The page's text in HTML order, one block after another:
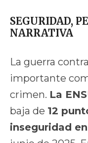
SEGURIDAD,
NARRATIVA
La guerra
importante
crimen. La
baja de 12
inseguridad